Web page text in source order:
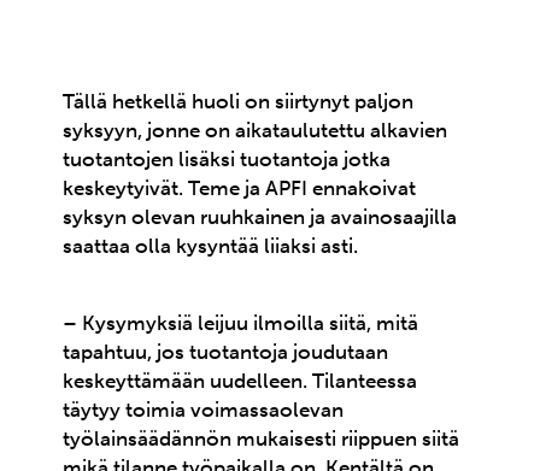
Tällä hetkellä huoli on siirtynyt paljon
syksyyn, jonne on aikataulutettu alkavien
tuotantojen lisäksi tuotantoja jotka
keskeytyivät. Teme ja APFI ennakoivat
syksyn olevan ruuhkainen ja avainosaajilla
saattaa olla kysyntää liiaksi asti.
– Kysymyksiä leijuu ilmoilla siitä, mitä
tapahtuu, jos tuotantoja joudutaan
keskeyttämään uudelleen. Tilanteessa
täytyy toimia voimassaolevan
työlainsäädännön mukaisesti riippuen siitä